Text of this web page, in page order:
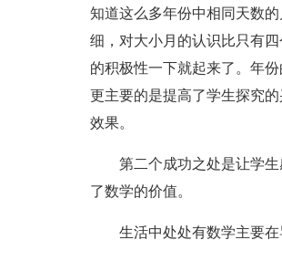
知道这么多年份中相同天数
细，对大小月的认识比只有
的积极性一下就起来了。年
更主要的是提高了学生探究
效果。
第二个成功之处是让学
了数学的价值。
生活中处处有数学主要